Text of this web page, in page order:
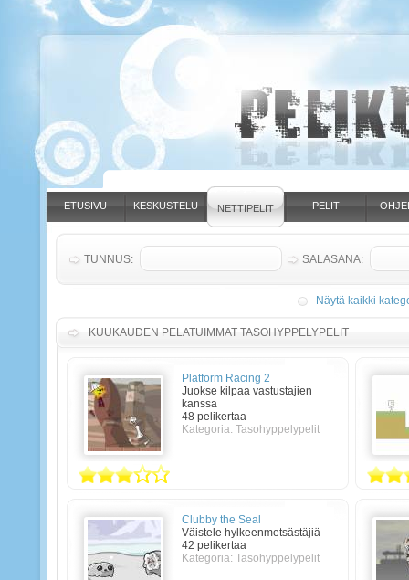
ETUSIVU KESKUSTELU NETTIPELIT PELIT
Näytä kaikki
KUUKAUDEN PELATUIMMAT TASOHYPPELYPELIT
Platform Racing 2
Juokse kilpaa vastustajien
kanssa
48 pelikertaa
Kategoria: Tasohyppelypelit
Clubby the Seal
Väistele hylkeenmetsästäjiä
42 pelikertaa
Kategoria: Tasohyppelypelit
TUNNUS: SALASANA: